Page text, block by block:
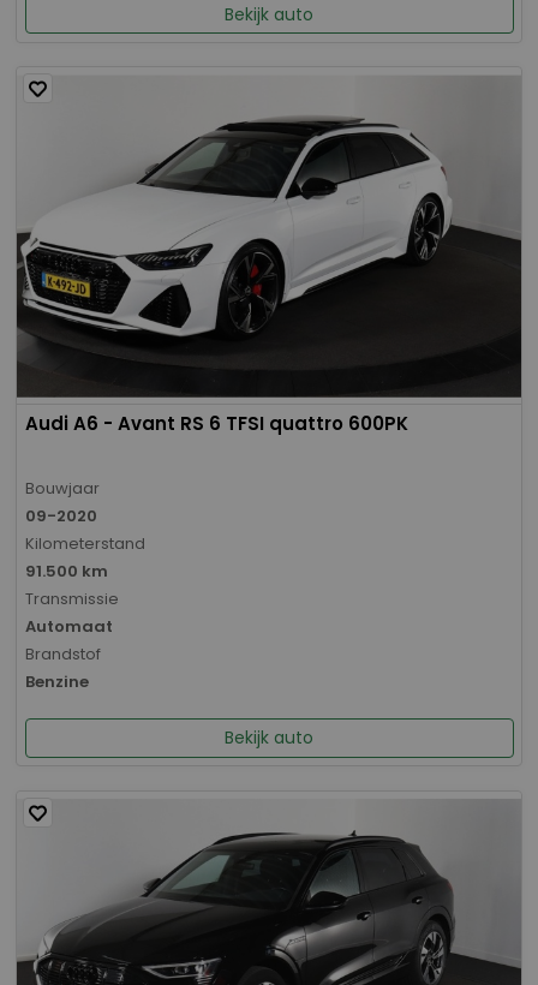
Bekijk auto
Audi A6 - Avant RS 6 TFSI quattro 600PK
Bouwjaar
09-2020
Kilometerstand
91.500 km
Transmissie
Automaat
Brandstof
Benzine
Bekijk auto